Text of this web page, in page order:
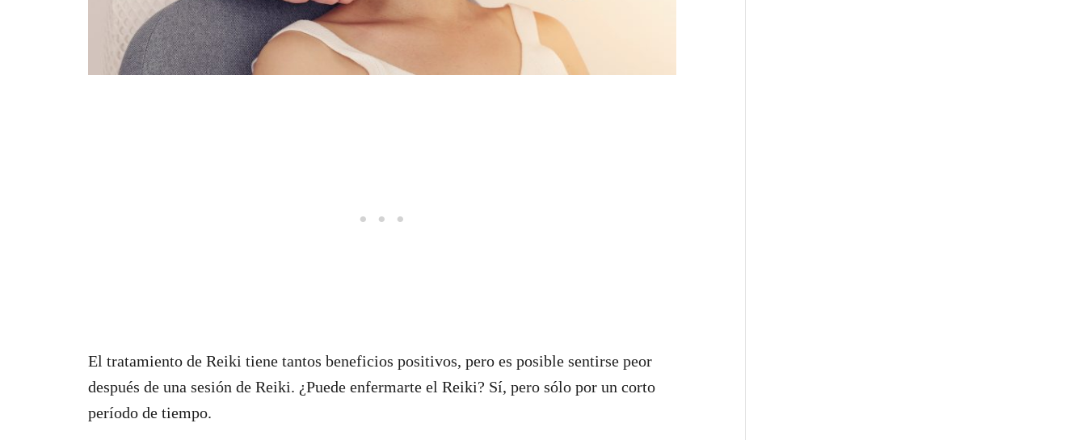
El tratamiento de Reiki tiene tantos beneficios positivos, pero es posible sentirse peor
después de una sesión de Reiki. ¿Puede enfermarte el Reiki? Sí, pero sólo por un corto
período de tiempo.